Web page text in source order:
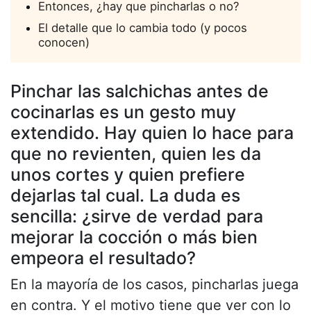
Entonces, ¿hay que pincharlas o no?
El detalle que lo cambia todo (y pocos
conocen)
Pinchar las salchichas antes de
cocinarlas es un gesto muy
extendido. Hay quien lo hace para
que no revienten, quien les da
unos cortes y quien prefiere
dejarlas tal cual. La duda es
sencilla: ¿sirve de verdad para
mejorar la cocción o más bien
empeora el resultado?
En la mayoría de los casos, pincharlas juega
en contra. Y el motivo tiene que ver con lo